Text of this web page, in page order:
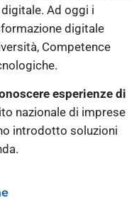
Ad oggi i
digitale
Competence
esperienze di
nazionale di imprese
introdotto soluzioni